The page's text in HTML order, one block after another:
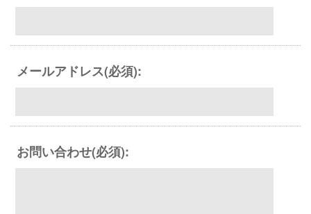
メールアドレス(必須):
お問い合わせ(必須):